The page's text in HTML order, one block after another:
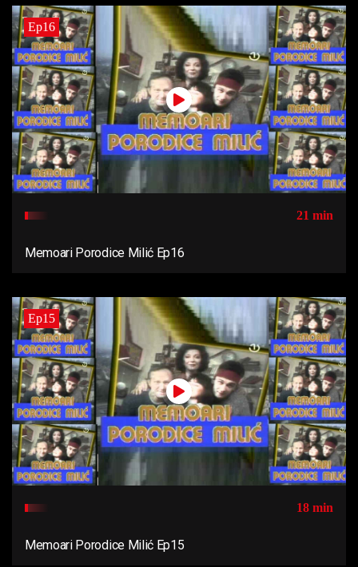
Ep16
21 min
Memoari Porodice Milić Ep16
Ep15
18 min
Memoari Porodice Milić Ep15